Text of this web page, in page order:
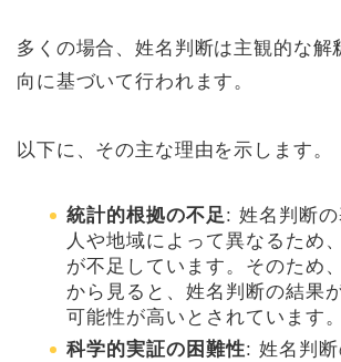
多くの場合、姓名判断は主観的な解
向に基づいて行われます。
以下に、その主な理由を示します。
統計的根拠の不足: 姓名判断
人や地域によって異なるため
が不足しています。そのため
から見ると、姓名判断の結果
可能性が高いとされています。
科学的実証の困難性: 姓名判